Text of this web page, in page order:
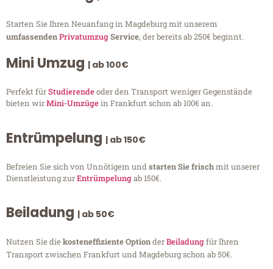
Starten Sie Ihren Neuanfang in Magdeburg mit unserem
umfassendenPrivatumzugService, der bereits ab 250€ beginnt.
Mini Umzug | ab 100€
Perfekt fürStudierendeoder den Transport weniger Gegenstände
bieten wirMini-Umzügein Frankfurt schon ab 100€ an.
Entrümpelung | ab 150€
Befreien Sie sich von Unnötigem undstarten Sie frischmit unserer
Dienstleistung zurEntrümpelungab 150€.
Beiladung | ab 50€
Nutzen Sie diekosteneffiziente OptionderBeiladungfür Ihren
Transport zwischen Frankfurt und Magdeburg schon ab 50€.